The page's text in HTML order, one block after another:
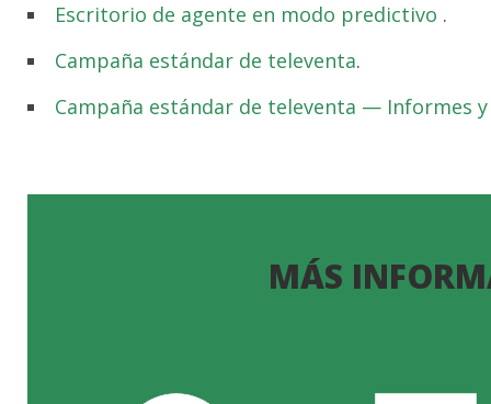
Escritorio de agente en modo predictivo .
Campaña estándar de televenta.
Campaña estándar de televenta — Informes
MÁS